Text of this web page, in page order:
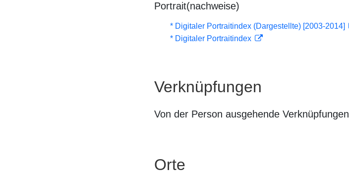
Portrait(nachweise)
* Digitaler Portraitindex (Dargestellte) [2003-2014]
* Digitaler Portraitindex
Verknüpfungen
Von der Person ausgehende Verknüpfungen
Orte